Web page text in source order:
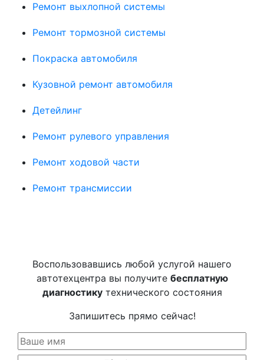
Ремонт выхлопной системы
Ремонт тормозной системы
Покраска автомобиля
Кузовной ремонт автомобиля
Детейлинг
Ремонт рулевого управления
Ремонт ходовой части
Ремонт трансмиссии
Воспользовавшись любой услугой нашего
автотехцентра вы получите бесплатную
диагностикутехнического состояния
Запишитесь прямо сейчас!